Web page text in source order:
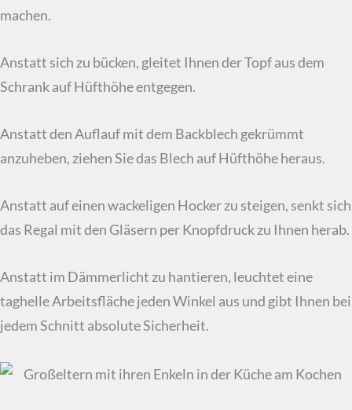
machen.
Anstatt sich zu bücken, gleitet Ihnen der Topf aus dem
Schrank auf Hüfthöhe entgegen.
Anstatt den Auflauf mit dem Backblech gekrümmt
anzuheben, ziehen Sie das Blech auf Hüfthöhe heraus.
Anstatt auf einen wackeligen Hocker zu steigen, senkt sich
das Regal mit den Gläsern per Knopfdruck zu Ihnen herab.
Anstatt im Dämmerlicht zu hantieren, leuchtet eine
taghelle Arbeitsfläche jeden Winkel aus und gibt Ihnen bei
jedem Schnitt absolute Sicherheit.